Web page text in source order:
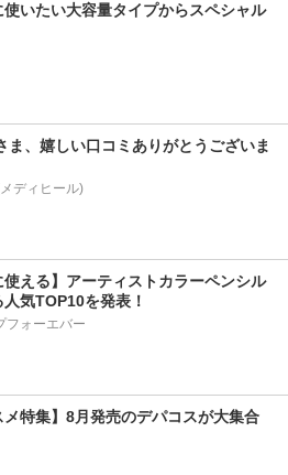
使いたい大容量タイプからスペシャル
ま、嬉しい口コミありがとうございま
ディヒール)
使える】アーティストカラーペンシル
気TOP10を発表！
フォーエバー
メ特集】8月発売のデパコスが大集合